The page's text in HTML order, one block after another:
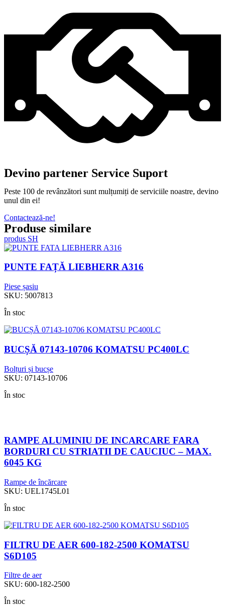
Devino partener Service Suport
Peste 100 de revânzători sunt mulțumiți de serviciile noastre, devino
unul din ei!
Contactează-ne!
Produse similare
produs SH
PUNTE FAȚĂ LIEBHERR A316
Piese șasiu
SKU: 5007813
În stoc
BUCȘĂ 07143-10706 KOMATSU PC400LC
Bolțuri și bucșe
SKU: 07143-10706
În stoc
RAMPE ALUMINIU DE INCARCARE FARA
BORDURI CU STRIATII DE CAUCIUC – MAX.
6045 KG
Rampe de încărcare
SKU: UEL1745L01
În stoc
FILTRU DE AER 600-182-2500 KOMATSU
S6D105
Filtre de aer
SKU: 600-182-2500
În stoc